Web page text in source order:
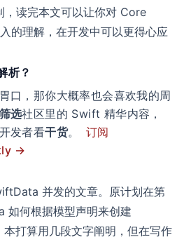
，读完本文可以让你对 Core
的理解，在开发中可以更得心应
析？
口，那你大概率也会喜欢我的周
选社区里的 Swift 精华内容，
发者看干货。
订阅
→
并发的文章。原计划在第
如何根据模型声明来创建
打算用几段文字阐明，但在写作